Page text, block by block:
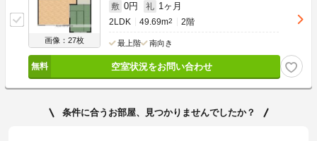
画像：27枚
敷 0円 礼 1ヶ月
2LDK 49.69m2 2階
最上階 南向き
空室状況をお問い合わせ
条件に合うお部屋、見つかりませんでしたか？